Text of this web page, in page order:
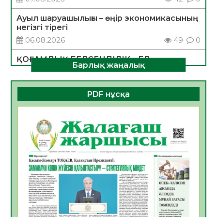
Ауыл шаруашылығы – өңір экономикасының
негізгі тірегі
06.08.2026
49 0
ҚОҒАМДЫҚ БЕЛСЕНДІЛІК – ЕЛ
ДАМУЫНЫҢ НЕГІЗІ
06.08.2026
47 0
ҚҰРЫЛТАЙ САЙЛАУЫ – БОЛАШАҚҚА
БАСТАР ЖАУАПТЫ ТАҢДАУ
06.08.2026
Инфекциялық ауруларға қарсы иммундау
жұмыстарының тиімділігі
06.08.2026
51
Көкжөтел ауруы туралы
06.08.2026
48
АПВ вакцинасы туралы мәлімет
Барлық жаңалық
PDF нұсқа